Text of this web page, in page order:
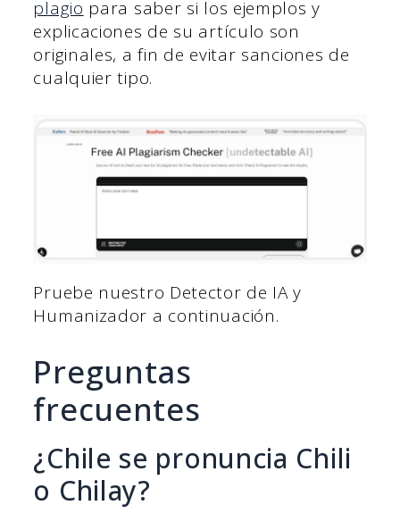
plagio para saber si los ejemplos y
explicaciones de su artículo son
originales, a fin de evitar sanciones de
cualquier tipo.
Pruebe nuestro Detector de IA y
Humanizador a continuación.
Preguntas
frecuentes
¿Chile se pronuncia Chili
o Chilay?